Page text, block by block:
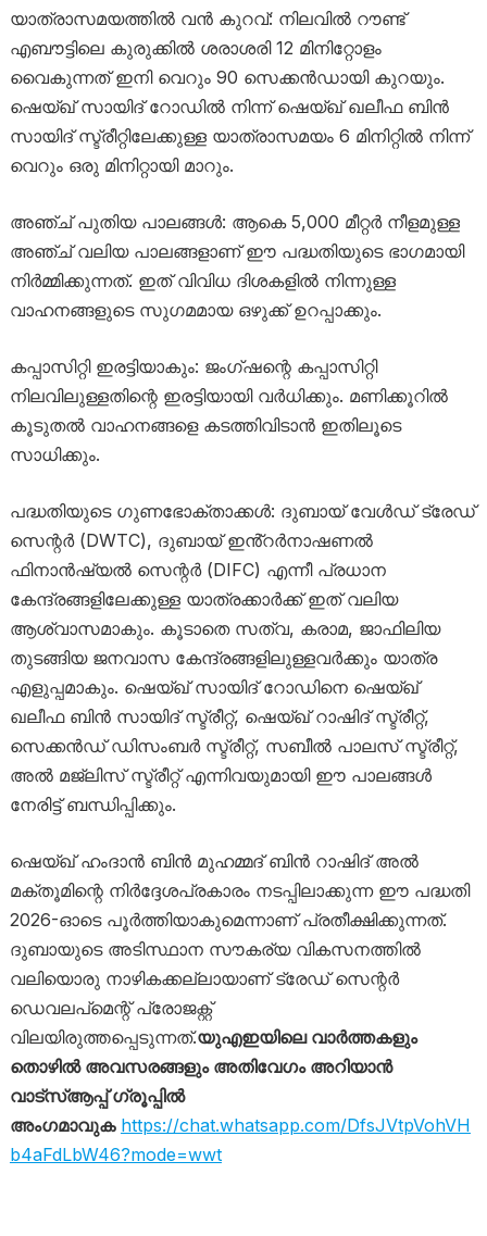
യാത്രാസമയത്തിൽ വൻ കുറവ്: നിലവിൽ റൗണ്ട്
എബൗട്ടിലെ കുരുക്കിൽ ശരാശരി 12 മിനിറ്റോളം
വൈകുന്നത് ഇനി വെറും 90 സെക്കൻഡായി കുറയും.
ഷെയ്ഖ് സായിദ് റോഡിൽ നിന്ന് ഷെയ്ഖ് ഖലീഫ ബിൻ
സായിദ് സ്ട്രീറ്റിലേക്കുള്ള യാത്രാസമയം 6 മിനിറ്റിൽ നിന്ന്
വെറും ഒരു മിനിറ്റായി മാറും.
അഞ്ച് പുതിയ പാലങ്ങൾ: ആകെ 5,000 മീറ്റർ നീളമുള്ള
അഞ്ച് വലിയ പാലങ്ങളാണ് ഈ പദ്ധതിയുടെ ഭാഗമായി
നിർമ്മിക്കുന്നത്. ഇത് വിവിധ ദിശകളിൽ നിന്നുള്ള
വാഹനങ്ങളുടെ സുഗമമായ ഒഴുക്ക് ഉറപ്പാക്കും.
കപ്പാസിറ്റി ഇരട്ടിയാകും: ജംഗ്ഷന്റെ കപ്പാസിറ്റി
നിലവിലുള്ളതിന്റെ ഇരട്ടിയായി വർധിക്കും. മണിക്കൂറിൽ
കൂടുതൽ വാഹനങ്ങളെ കടത്തിവിടാൻ ഇതിലൂടെ
സാധിക്കും.
പദ്ധതിയുടെ ഗുണഭോക്താക്കൾ: ദുബായ് വേൾഡ് ട്രേഡ്
സെന്റർ (DWTC), ദുബായ് ഇൻ്റർനാഷണൽ
ഫിനാൻഷ്യൽ സെന്റർ (DIFC) എന്നീ പ്രധാന
കേന്ദ്രങ്ങളിലേക്കുള്ള യാത്രക്കാർക്ക് ഇത് വലിയ
ആശ്വാസമാകും. കൂടാതെ സത്വ, കരാമ, ജാഫിലിയ
തുടങ്ങിയ ജനവാസ കേന്ദ്രങ്ങളിലുള്ളവർക്കും യാത്ര
എളുപ്പമാകും. ഷെയ്ഖ് സായിദ് റോഡിനെ ഷെയ്ഖ്
ഖലീഫ ബിൻ സായിദ് സ്ട്രീറ്റ്, ഷെയ്ഖ് റാഷിദ് സ്ട്രീറ്റ്,
സെക്കൻഡ് ഡിസംബർ സ്ട്രീറ്റ്, സബീൽ പാലസ് സ്ട്രീറ്റ്,
അൽ മജ്‌ലിസ് സ്ട്രീറ്റ് എന്നിവയുമായി ഈ പാലങ്ങൾ
നേരിട്ട് ബന്ധിപ്പിക്കും.
ഷെയ്ഖ് ഹംദാൻ ബിൻ മുഹമ്മദ് ബിൻ റാഷിദ് അൽ
മക്തൂമിന്റെ നിർദ്ദേശപ്രകാരം നടപ്പിലാക്കുന്ന ഈ പദ്ധതി
2026-ഓടെ പൂർത്തിയാകുമെന്നാണ് പ്രതീക്ഷിക്കുന്നത്.
ദുബായുടെ അടിസ്ഥാന സൗകര്യ വികസനത്തിൽ
വലിയൊരു നാഴികക്കല്ലായാണ് ട്രേഡ് സെന്റർ
ഡെവലപ്‌മെന്റ് പ്രോജക്റ്റ്
വിലയിരുത്തപ്പെടുന്നത്.യുഎഇയിലെ വാർത്തകളും
തൊഴിൽ അവസരങ്ങളും അതിവേഗം അറിയാൻ
വാട്സ്ആപ്പ് ഗ്രൂപ്പിൽ
അംഗമാവുക https://chat.whatsapp.com/DfsJVtpVohVH
b4aFdLbW46?mode=wwt